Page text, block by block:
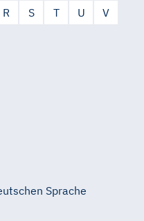
R S T U
V
Sprache